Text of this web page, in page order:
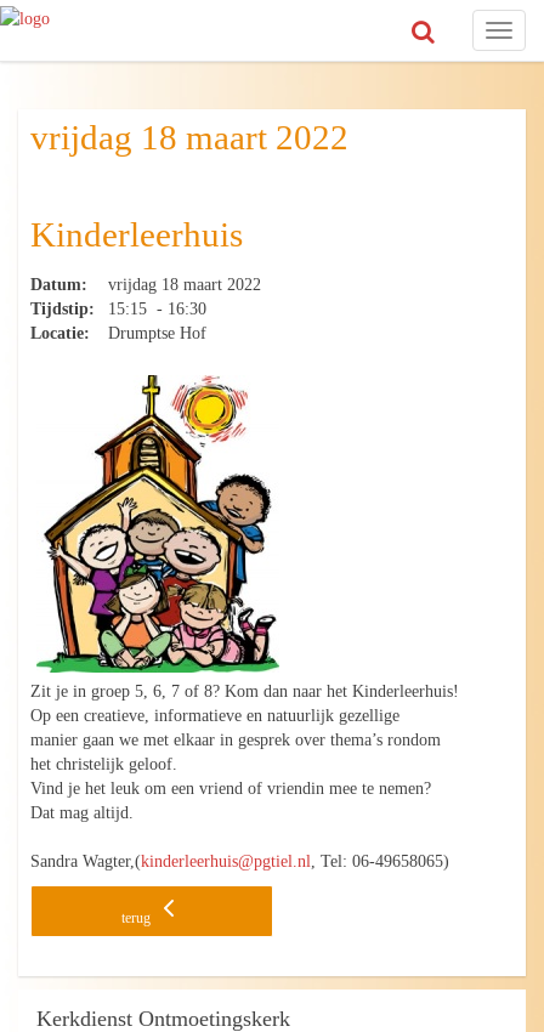
Toggle
vrijdag 18 maart 2022
Kinderleerhuis
Datum:
vrijdag 18 maart 2022
Tijdstip:
15:15 - 16:30
Locatie:
Drumptse Hof
Zit je in groep 5, 6, 7 of 8? Kom dan naar het Kinderleerhuis!
Op een creatieve, informatieve en natuurlijk gezellige
manier gaan we met elkaar in gesprek over thema’s rondom
het christelijk geloof.
Vind je het leuk om een vriend of vriendin mee te nemen?
Dat mag altijd.
Sandra Wagter,(kinderleerhuis@pgtiel.nl , Tel: 06-49658065)
terug
Kerkdienst Ontmoetingskerk